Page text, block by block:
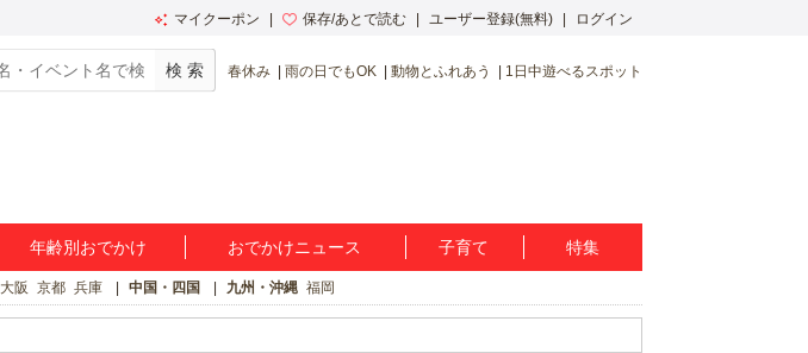
マイクーポン 保存/あとで読む ユーザー登録(無料) ログイン
春休み 雨の日でもOK 動物とふれあう 1日中遊べるスポット
年齢別おでかけ おでかけニュース 子育て 特集
大阪 京都 兵庫 中国・四国 九州・沖縄 福岡